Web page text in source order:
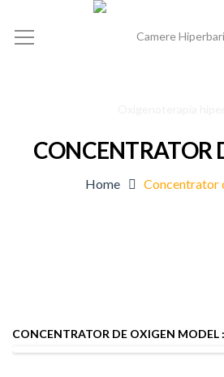
CONCENTRATOR
Home Concentrator
CONCENTRATOR DE OXIGEN MODEL